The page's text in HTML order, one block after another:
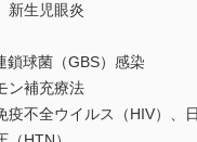
新生児眼炎
鎖球菌（GBS）感染
ン補充療法
疫不全ウイルス（HIV）、